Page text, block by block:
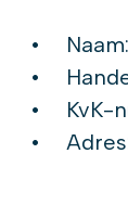
•
•
• KvK-
•